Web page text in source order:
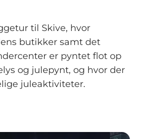
til Skive, hvor
butikker samt det
er pyntet flot op
og julepynt, og hvor der
juleaktiviteter.